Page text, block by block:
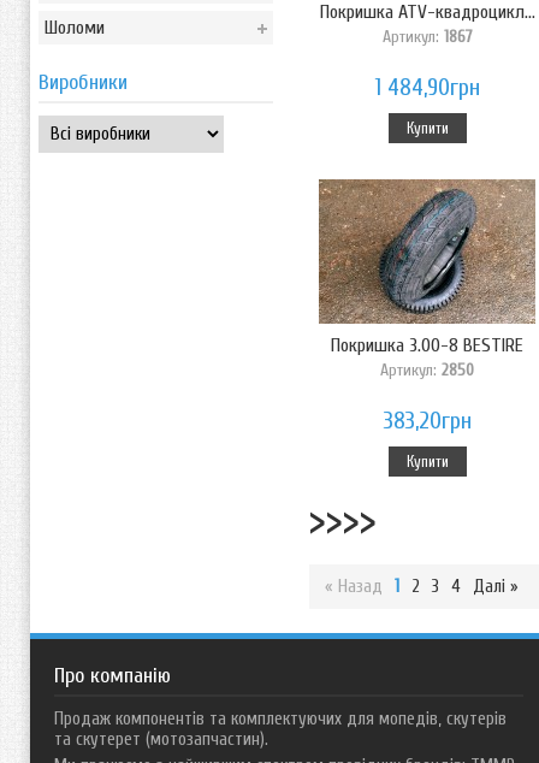
Шоломи
Виробники
Покришка ATV-квадроцикл...
Артикул: 1867
1 484,90грн
Купити
Покришка 3.00-8 BESTIRE
Артикул: 2850
383,20грн
Купити
>>>>
« Назад 1 2 3 4 Далі »
Про компанію
Продаж компонентів та комплектуючих для мопедів, скутерів
та скутерет (мотозапчастин).